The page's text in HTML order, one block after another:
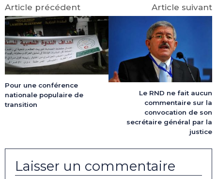
Article précédent
Pour une conférence
nationale populaire de
transition
Article suivant
Le RND ne fait aucun
commentaire sur la
convocation de son
secrétaire général par la
justice
Laisser un commentaire